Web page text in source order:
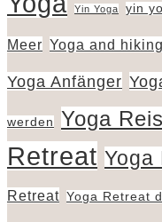
Yin Yoga yin
Meer Yoga and hiking
Yoga Anfänger
werden Yoga
Retreat Yoga
Retreat Yoga Retreat